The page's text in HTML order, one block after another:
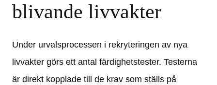
blivande livvakter
Under urvalsprocessen i rekryteringen av nya
livvakter görs ett antal färdighetstester. Testerna
är direkt kopplade till de krav som ställs på